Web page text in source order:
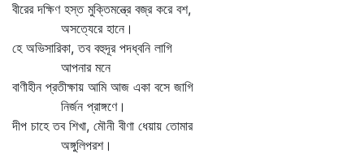
বীরের দক্ষিণ হস্ত মুক্তিমন্ত্রে বজ্র করে বশ,
অসত্যেরে হানে।
হে অভিসারিকা, তব বহুদূর পদধ্বনি লাগি
আপনার মনে
বাণীহীন প্রতীক্ষায় আমি আজ একা বসে জাগি
নির্জন প্রাঙ্গণে।
দীপ চাহে তব শিখা, মৌনী বীণা ধেয়ায় তোমার
অঙ্গুলিপরশ।